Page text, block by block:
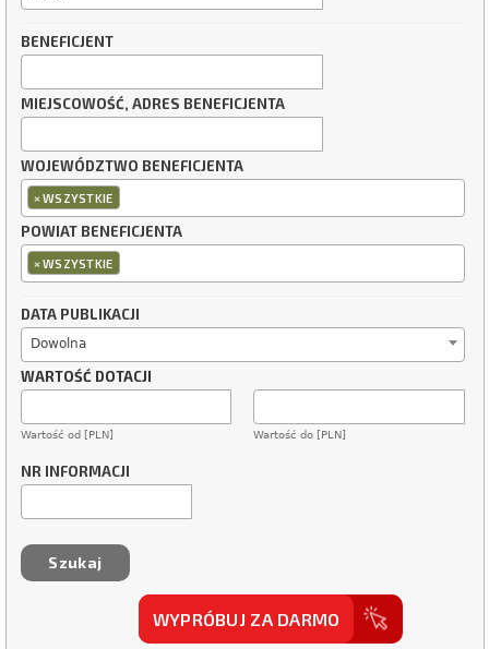
BENEFICJENT
MIEJSCOWOŚĆ, ADRES BENEFICJENTA
WOJEWÓDZTWO BENEFICJENTA
×WSZYSTKIE
POWIAT BENEFICJENTA
×WSZYSTKIE
DATA PUBLIKACJI
Dowolna
WARTOŚĆ DOTACJI
Wartość od [PLN] Wartość do [PLN]
NR INFORMACJI
WYPRÓBUJ ZA DARMO